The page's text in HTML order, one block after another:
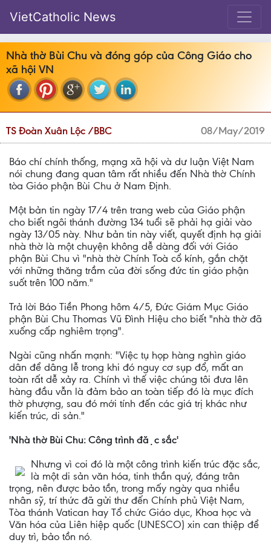
VietCatholic News
Nhà thờ Bùi Chu và đóng góp của Công Giáo cho
xã hội VN
TS Đoàn Xuân Lộc /BBC 08/May/2019
Báo chí chính thống, mạng xã hội và dư luận Việt Nam
nói chung đang quan tâm rất nhiều đến Nhà thờ Chính
tòa Giáo phận Bùi Chu ở Nam Định.
Một bản tin ngày 17/4 trên trang web của Giáo phận
cho biết ngôi thánh đường 134 tuổi sẽ phải hạ giải vào
ngày 13/05 này. Như bản tin này viết, quyết định hạ giải
nhà thờ là một chuyện không dễ dàng đối với Giáo
phận Bùi Chu vì "nhà thờ Chính Toà cổ kính, gắn chặt
với những thăng trầm của đời sống đức tin giáo phận
suốt trên 100 năm."
Trả lời Báo Tiền Phong hôm 4/5, Đức Giám Mục Giáo
phận Bùi Chu Thomas Vũ Ðình Hiệu cho biết "nhà thờ đã
xuống cấp nghiêm trọng".
Ngài cũng nhấn mạnh: "Việc tụ họp hàng nghìn giáo
dân để dâng lễ trong khi đó nguy cơ sụp đổ, mất an
toàn rất dễ xảy ra. Chính vì thế việc chúng tôi đưa lên
hàng đầu vẫn là đảm bảo an toàn tiếp đó là mục đích
thờ phượng, sau đó mới tính đến các giá trị khác như
kiến trúc, di sản."
'Nhà thờ Bùi Chu: Công trình đặc sắc'
Nhưng vì coi đó là một công trình kiến trúc đặc sắc,
là một di sản văn hóa, tinh thần quý, đáng trân
trọng, nên được bảo tồn, trong mấy ngày qua nhiều
nhân sỹ, trí thức đã gửi thư đến Chính phủ Việt Nam,
Tòa thánh Vatican hay Tổ chức Giáo dục, Khoa học và
Văn hóa của Liên hiệp quốc (UNESCO) xin can thiệp để
duy trì, bảo tồn nó.